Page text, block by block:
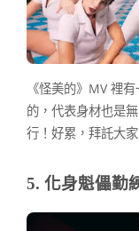
《怪美的》MV 裡
的，代表身材也是
行！好累，拜託大
5. 化身魁儡勤